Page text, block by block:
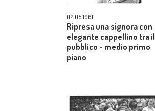
02.05.1961
Ripresa una signora con
elegante cappellino tra il
pubblico - medio primo
piano